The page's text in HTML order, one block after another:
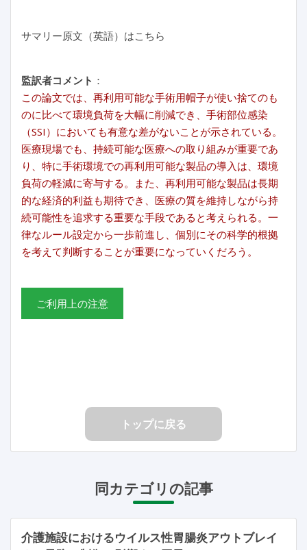
サマリー原文（英語）はこちら
監訳者コメント ：
この論文では、再利用可能な手術用帽子が使い捨てのも
のに比べて環境負荷を大幅に削減でき、手術部位感染
（SSI）においても有意な差がないことが示されている。
医療現場でも、持続可能な医療への取り組みが重要であ
り、特に手術環境での再利用可能な製品の導入は、環境
負荷の軽減に寄与する。また、再利用可能な製品は長期
的な経済的利益も期待でき、医療の質を維持しながら持
続可能性を追求する重要な手段であると考えられる。一
律なルール設定から一歩前進し、個別にその科学的根拠
を考えて判断することが重要になっていくだろう。
ご利用上の注意
トップに戻る
同カテゴリの記事
介護施設におけるウイルス性胃腸炎アウトブレイ